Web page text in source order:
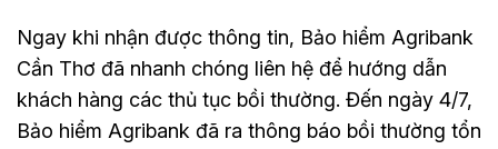
Ngay khi nhận được thông tin, Bảo hiểm Agribank
Cần Thơ đã nhanh chóng liên hệ để hướng dẫn
khách hàng các thủ tục bồi thường. Đến ngày 4/7,
Bảo hiểm Agribank đã ra thông báo bồi thường tổn